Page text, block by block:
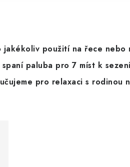
použití na řece nebo
paluba pro 7 míst k
pro relaxaci s rodinou